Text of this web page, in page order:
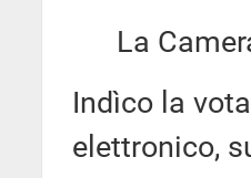
La
Indìco la
elettronico,